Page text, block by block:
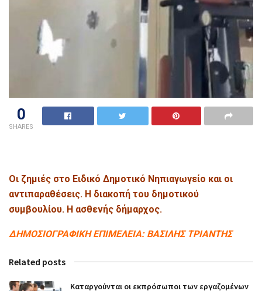
0
SHARES
Οι ζημιές στο Ειδικό Δημοτικό Νηπιαγωγείο και οι
αντιπαραθέσεις. Η διακοπή του δημοτικού
συμβουλίου. Η ασθενής δήμαρχος.
ΔΗΜΟΣΙΟΓΡΑΦΙΚΗ ΕΠΙΜΕΛΕΙΑ: ΒΑΣΙΛΗΣ ΤΡΙΑΝΤΗΣ
Related posts
Καταργούνται οι εκπρόσωποι των εργαζομένων